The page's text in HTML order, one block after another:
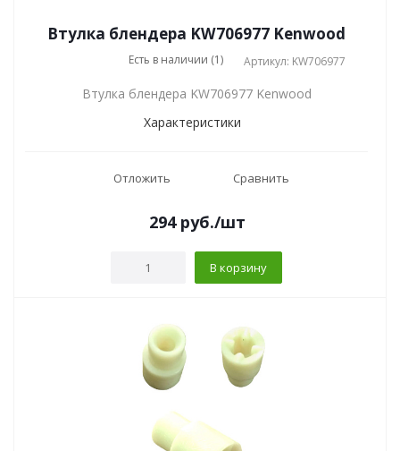
Втулка блендера KW706977 Kenwood
Есть в наличии (1) Артикул: KW706977
Втулка блендера KW706977 Kenwood
Характеристики
Отложить Сравнить
294руб./шт
В корзину